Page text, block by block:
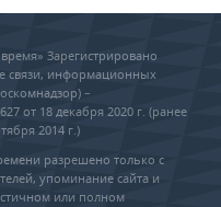
Зарегистрировано
связи, информационных
–
от 18 декабря 2020 г. (ранее
2014 г.)
разрешено только с
упоминание сайта и
или полном